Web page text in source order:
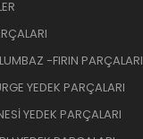
-FIRIN PARÇALARI
YEDEK PARÇALARI
YEDEK PARÇALARI